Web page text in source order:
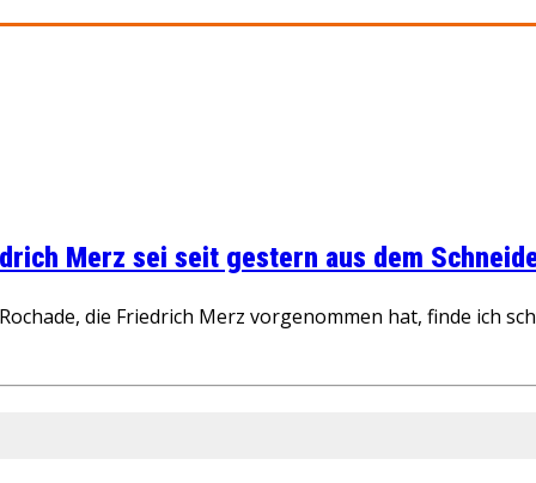
Merz sei seit gestern aus dem
die Friedrich Merz vorgenommen hat, finde ich